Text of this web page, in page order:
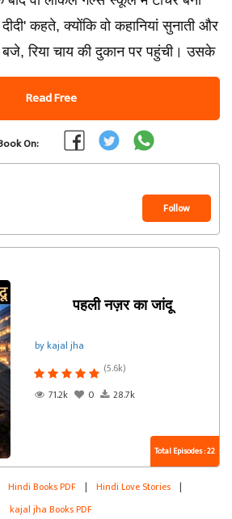
कहते, क्योंकि वो कहानियां सुनाती और
रिया चाय की दुकान पर पहुंची। उसके
Read Free
On:
Follow
पहली नज़र का जांदू
by kajal jha
(5.6k)
71.2k
0 28.7k
Total Episodes : 22
Hindi Books PDF | Hindi Love Stories |
kajal jha Books PDF